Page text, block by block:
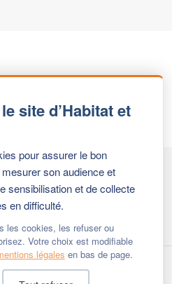
site d’Habitat et
pour assurer le bon
son audience et
sensibilisation et de collecte
en difficulté.
les cookies, les refuser ou
Votre choix est modifiable
légales en bas de page.
© 2026 Habitat & Humanisme